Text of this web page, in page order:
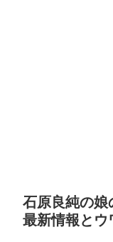
石原良純の娘
最新情報とウ